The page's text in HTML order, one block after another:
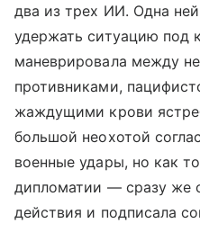
два из трех ИИ. Одна
удержать ситуацию под
маневрировала между
противниками,
жаждущими крови
большой неохотой
военные удары, но как
дипломатии — сразу же
действия и подписала